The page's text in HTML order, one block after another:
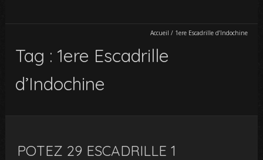
Accueil / 1ere Escadrille d’Indochine
Tag : 1ere Escadrille
d’Indochine
POTEZ 29 ESCADRILLE 1